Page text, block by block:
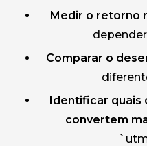
Medir o retorno
Comparar o
Identificar quais
convertem